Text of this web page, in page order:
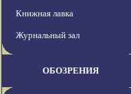
Книжная лавка
Журнальный зал
ОБОЗРЕНИЯ